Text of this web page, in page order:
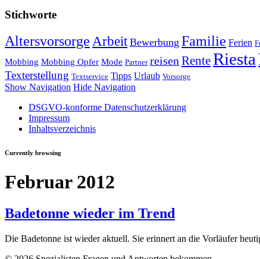
Stichworte
Altersvorsorge Arbeit Bewerbung Familie Ferien
Mobbing Mobbing Opfer Mode Partner reisen RenteRiesta
Texterstellung Textservice Tipps Urlaub Vorsorge
Show Navigation Hide Navigation
DSGVO-konforme Datenschutzerklärung
Impressum
Inhaltsverzeichnis
Currently browsing
Februar 2012
Badetonne wieder im Trend
Die Badetonne ist wieder aktuell. Sie erinnert an die Vorläufer